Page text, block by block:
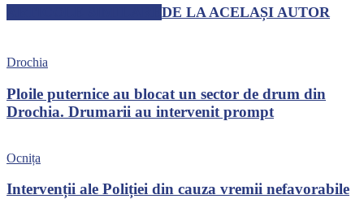
DE LA ACELAȘI AUTOR
Drochia
Ploile puternice au blocat un sector de drum din
Drochia. Drumarii au intervenit prompt
Ocnița
Intervenții ale Poliției din cauza vremii nefavorabile